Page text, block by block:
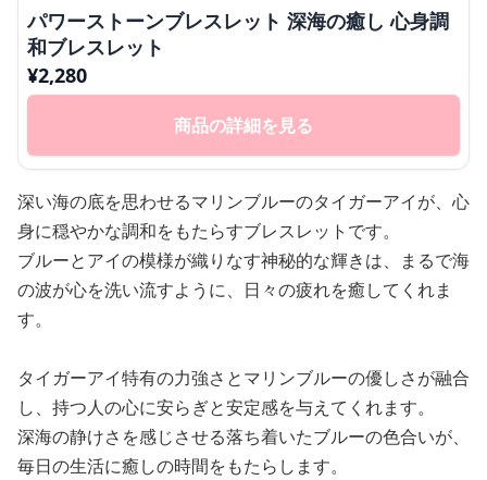
パワーストーンブレスレット 深海の癒し 心身調
和ブレスレット
¥2,280
商品の詳細を見る
深い海の底を思わせるマリンブルーのタイガーアイが、心
身に穏やかな調和をもたらすブレスレットです。
ブルーとアイの模様が織りなす神秘的な輝きは、まるで海
の波が心を洗い流すように、日々の疲れを癒してくれま
す。
タイガーアイ特有の力強さとマリンブルーの優しさが融合
し、持つ人の心に安らぎと安定感を与えてくれます。
深海の静けさを感じさせる落ち着いたブルーの色合いが、
毎日の生活に癒しの時間をもたらします。